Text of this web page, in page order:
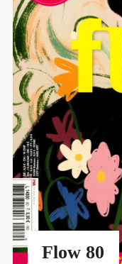
Flow 80